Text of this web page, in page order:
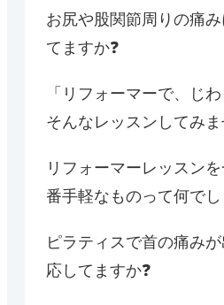
お尻や股関節周りの痛
てますか❓
「リフォーマーで、じ
そんなレッスンしてみま
リフォーマーレッスン
番手軽なものって何でし
ピラティスで首の痛み
応してますか❓